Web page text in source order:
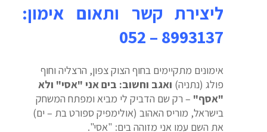
ליצירת קשר ותאום אימון:
8993137 – 052
אימונים מתקיימים בחוף הצוק צפון, הרצליה וחוף
פולג (נתניה) ואגב וחשוב: בים אני "אסי" ולא
"אסף" – רק שם הדביק לי מביא ומפתח המשחק
בישראל, מוריס האהוב (אולימפיק ספורט בת – ים)
את השם עמו אני מזוהה בים: "אסי".